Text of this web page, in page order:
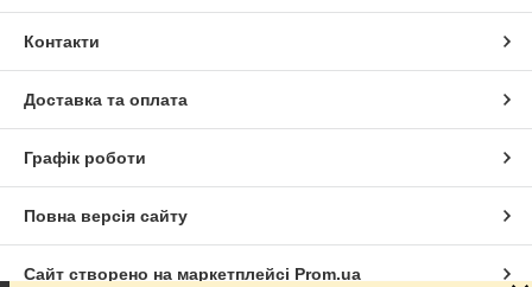
Контакти
Доставка та оплата
Графік роботи
Повна версія сайту
Сайт створено на маркетплейсі Prom.ua